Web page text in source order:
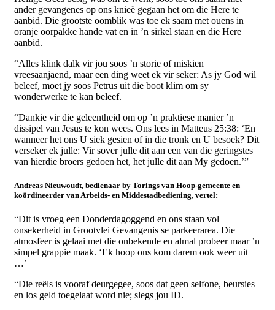
ander gevangenes op ons knieë gegaan het om die Here te
aanbid. Die grootste oomblik was toe ek saam met ouens in
oranje oorpakke hande vat en in ’n sirkel staan en die Here
aanbid.
“Alles klink dalk vir jou soos ’n storie of miskien
vreesaanjaend, maar een ding weet ek vir seker: As jy God wil
beleef, moet jy soos Petrus uit die boot klim om sy
wonderwerke te kan beleef.
“Dankie vir die geleentheid om op ’n praktiese manier ’n
dissipel van Jesus te kon wees. Ons lees in Matteus 25:38: ‘En
wanneer het ons U siek gesien of in die tronk en U besoek? Dit
verseker ek julle: Vir sover julle dit aan een van die geringstes
van hierdie broers gedoen het, het julle dit aan My gedoen.’”
Andreas Nieuwoudt, bedienaar by Torings van Hoop-gemeente en
koördineerder van Arbeids- en Middestadbediening, vertel:
“Dit is vroeg een Donderdagoggend en ons staan vol
onsekerheid in Grootvlei Gevangenis se parkeerarea. Die
atmosfeer is gelaai met die onbekende en almal probeer maar ’n
simpel grappie maak. ‘Ek hoop ons kom darem ook weer uit
…’
“Die reëls is vooraf deurgegee, soos dat geen selfone, beursies
en los geld toegelaat word nie; slegs jou ID.